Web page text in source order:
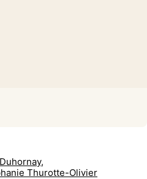
,
Thurotte-Olivier